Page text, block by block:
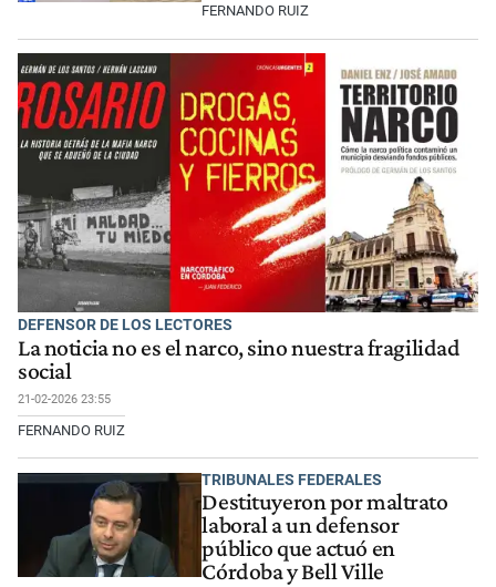
FERNANDO RUIZ
DEFENSOR DE LOS LECTORES
La noticia no es el narco, sino nuestra fragilidad
social
21-02-2026 23:55
FERNANDO RUIZ
TRIBUNALES FEDERALES
Destituyeron por maltrato
laboral a un defensor
público que actuó en
Córdoba y Bell Ville